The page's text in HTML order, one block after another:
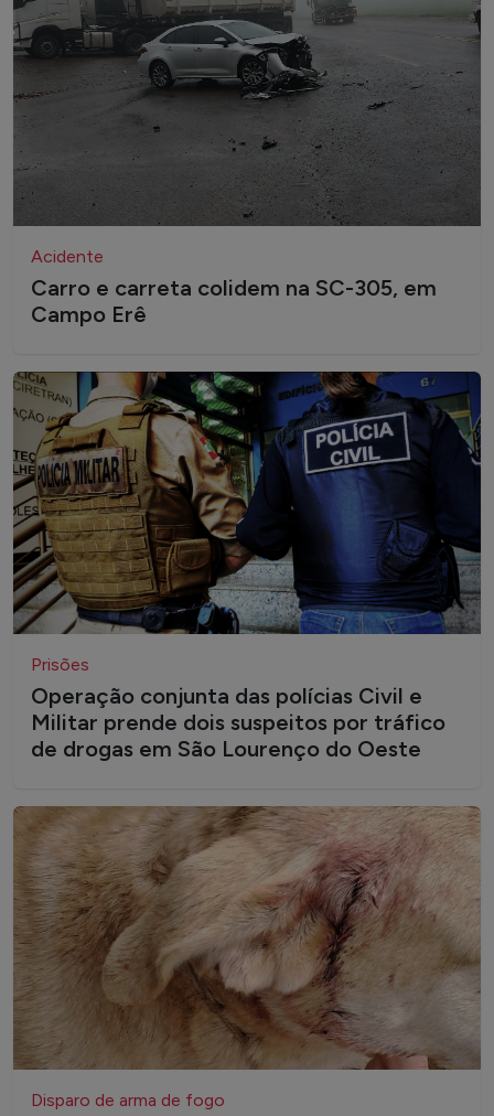
Acidente
Carro e carreta colidem na SC-305, em
Campo Erê
Prisões
Operação conjunta das polícias Civil e
Militar prende dois suspeitos por tráfico
de drogas em São Lourenço do Oeste
Disparo de arma de fogo